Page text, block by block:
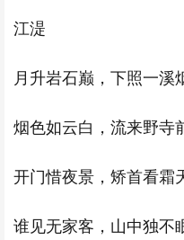
江湜
月升岩石巅，下照一溪
烟色如云白，流来野寺
开门惜夜景，矫首看霜
谁见无家客，山中独不